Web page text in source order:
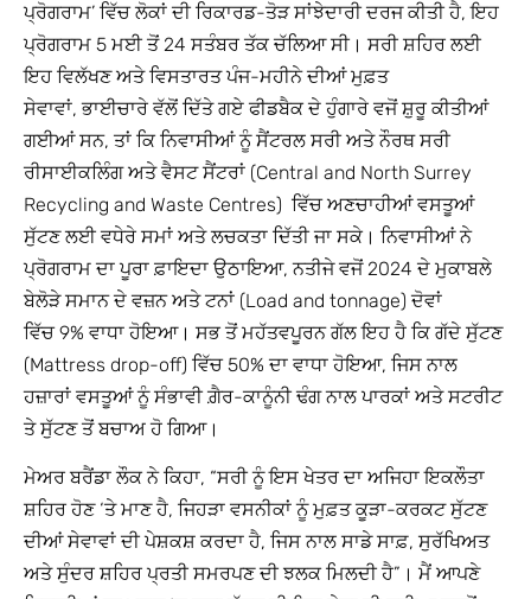
ਪ੍ਰੋਗਰਾਮ’ ਵਿੱਚ ਲੋਕਾਂ ਦੀ ਰਿਕਾਰਡ-ਤੋੜ ਸਾਂਝੇਦਾਰੀ ਦਰਜ ਕੀਤੀ ਹੈ, ਇਹ
ਪ੍ਰੋਗਰਾਮ 5 ਮਈ ਤੋਂ 24 ਸਤੰਬਰ ਤੱਕ ਚੱਲਿਆ ਸੀ। ਸਰੀ ਸ਼ਹਿਰ ਲਈ
ਇਹ ਵਿਲੱਖਣ ਅਤੇ ਵਿਸਤਾਰਤ ਪੰਜ-ਮਹੀਨੇ ਦੀਆਂ ਮੁਫ਼ਤ
ਸੇਵਾਵਾਂ, ਭਾਈਚਾਰੇ ਵੱਲੋਂ ਦਿੱਤੇ ਗਏ ਫੀਡਬੈਕ ਦੇ ਹੁੰਗਾਰੇ ਵਜੋਂ ਸ਼ੁਰੂ ਕੀਤੀਆਂ
ਗਈਆਂ ਸਨ, ਤਾਂ ਕਿ ਨਿਵਾਸੀਆਂ ਨੂੰ ਸੈਂਟਰਲ ਸਰੀ ਅਤੇ ਨੌਰਥ ਸਰੀ
ਰੀਸਾਈਕਲਿੰਗ ਅਤੇ ਵੈਸਟ ਸੈਂਟਰਾਂ (Central and North Surrey
Recycling and Waste Centres) ਵਿੱਚ ਅਣਚਾਹੀਆਂ ਵਸਤੂਆਂ
ਸੁੱਟਣ ਲਈ ਵਧੇਰੇ ਸਮਾਂ ਅਤੇ ਲਚਕਤਾ ਦਿੱਤੀ ਜਾ ਸਕੇ। ਨਿਵਾਸੀਆਂ ਨੇ
ਪ੍ਰੋਗਰਾਮ ਦਾ ਪੂਰਾ ਫ਼ਾਇਦਾ ਉਠਾਇਆ, ਨਤੀਜੇ ਵਜੋਂ 2024 ਦੇ ਮੁਕਾਬਲੇ
ਬੇਲੋੜੇ ਸਮਾਨ ਦੇ ਵਜ਼ਨ ਅਤੇ ਟਨਾਂ (Load and tonnage) ਦੋਵਾਂ
ਵਿੱਚ 9% ਵਾਧਾ ਹੋਇਆ। ਸਭ ਤੋਂ ਮਹੱਤਵਪੂਰਨ ਗੱਲ ਇਹ ਹੈ ਕਿ ਗੱਦੇ ਸੁੱਟਣ
(Mattress drop-off) ਵਿੱਚ 50% ਦਾ ਵਾਧਾ ਹੋਇਆ, ਜਿਸ ਨਾਲ
ਹਜ਼ਾਰਾਂ ਵਸਤੂਆਂ ਨੂੰ ਸੰਭਾਵੀ ਗ਼ੈਰ-ਕਾਨੂੰਨੀ ਢੰਗ ਨਾਲ ਪਾਰਕਾਂ ਅਤੇ ਸਟਰੀਟ
ਤੇ ਸੁੱਟਣ ਤੋਂ ਬਚਾਅ ਹੋ ਗਿਆ।
ਮੇਅਰ ਬਰੈਂਡਾ ਲੌਕ ਨੇ ਕਿਹਾ, “ਸਰੀ ਨੂੰ ਇਸ ਖੇਤਰ ਦਾ ਅਜਿਹਾ ਇਕਲੌਤਾ
ਸ਼ਹਿਰ ਹੋਣ ‘ਤੇ ਮਾਣ ਹੈ, ਜਿਹੜਾ ਵਸਨੀਕਾਂ ਨੂੰ ਮੁਫ਼ਤ ਕੂੜਾ-ਕਰਕਟ ਸੁੱਟਣ
ਦੀਆਂ ਸੇਵਾਵਾਂ ਦੀ ਪੇਸ਼ਕਸ਼ ਕਰਦਾ ਹੈ, ਜਿਸ ਨਾਲ ਸਾਡੇ ਸਾਫ਼, ਸੁਰੱਖਿਅਤ
ਅਤੇ ਸੁੰਦਰ ਸ਼ਹਿਰ ਪ੍ਰਤੀ ਸਮਰਪਣ ਦੀ ਝਲਕ ਮਿਲਦੀ ਹੈ”। ਮੈਂ ਆਪਣੇ